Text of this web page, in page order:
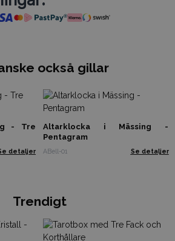
också gillar
- Tre
detaljer
Altarklocka i Mässing -
Pentagram
ABell-01 Se detaljer
Trendigt